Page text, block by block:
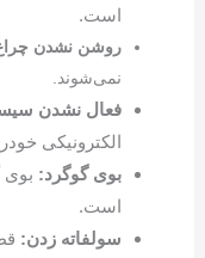
است.
روشن نشدن
نمی‌شوند.
فعال نشدن
الکترونیکی
بوی گوگرد: بوی
است.
سولفاته زدن: